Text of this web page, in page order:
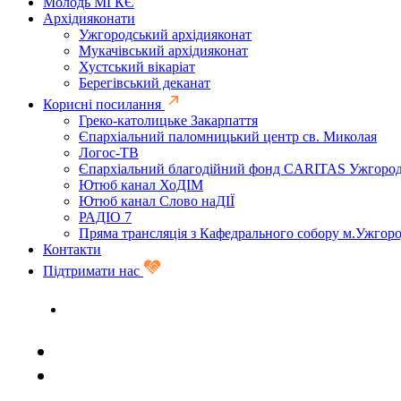
Архідияконати
Ужгородський архідияконат
Мукачівський архідияконат
Хустський вікаріат
Берегівський деканат
Корисні посилання
Греко-католицьке Закарпаття
Єпархіальний паломницький центр св. Миколая
Логос-ТВ
Єпархіальний благодійний фонд CARITAS
Ютюб канал ХоДІМ
Ютюб канал Слово наДІЇ
РАДІО 7
Пряма трансляція з Кафедрального собору
Контакти
Підтримати нас